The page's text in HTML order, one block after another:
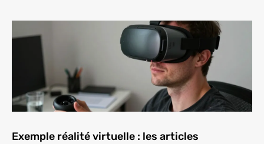
Exemple réalité virtuelle : les articles